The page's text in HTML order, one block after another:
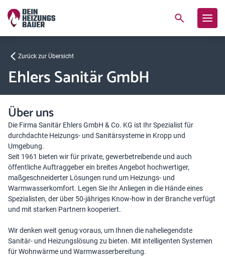
Zurück zur Übersicht
Ehlers Sanitär GmbH
Über uns
Die Firma Sanitär Ehlers GmbH & Co. KG ist Ihr Spezialist für
durchdachte Heizungs- und Sanitärsysteme in Kropp und
Umgebung.
Seit 1961 bieten wir für private, gewerbetreibende und auch
öffentliche Auftraggeber ein breites Angebot hochwertiger,
maßgeschneiderter Lösungen rund um Heizungs- und
Warmwasserkomfort. Legen Sie Ihr Anliegen in die Hände eines
Spezialisten, der über 50-jähriges Know-how in der Branche verfügt
und mit starken Partnern kooperiert.
Wir denken weit genug voraus, um Ihnen die naheliegendste
Sanitär- und Heizungslösung zu bieten. Mit intelligenten Systemen
für Wohnwärme und Warmwasserbereitung.